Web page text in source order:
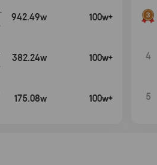
942.49w 100w+
382.24w 100w+
175.08w 100w+
4
5